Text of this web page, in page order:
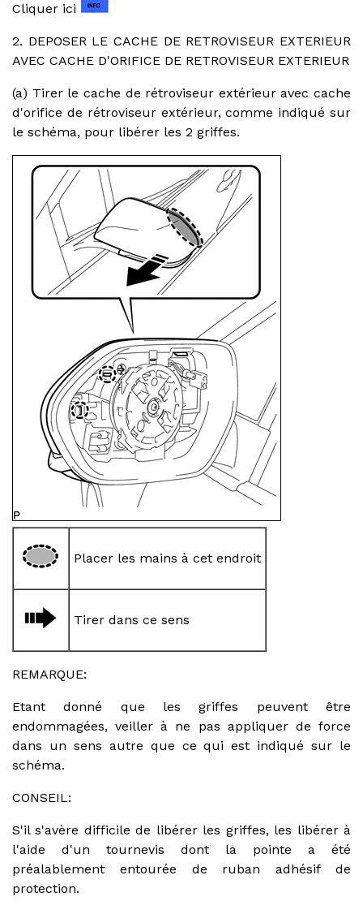
Cliquer ici
2. DEPOSER LE CACHE DE RETROVISEUR EXTERIEUR
AVEC CACHE D'ORIFICE DE RETROVISEUR EXTERIEUR
(a) Tirer le cache de rétroviseur extérieur avec cache
d'orifice de rétroviseur extérieur, comme indiqué sur
le schéma, pour libérer les 2 griffes.
Placer les mains à cet endroit
Tirer dans ce sens
REMARQUE:
Etant donné que les griffes peuvent être
endommagées, veiller à ne pas appliquer de force
dans un sens autre que ce qui est indiqué sur le
schéma.
CONSEIL:
S'il s'avère difficile de libérer les griffes, les libérer à
l'aide d'un tournevis dont la pointe a été
préalablement entourée de ruban adhésif de
protection.